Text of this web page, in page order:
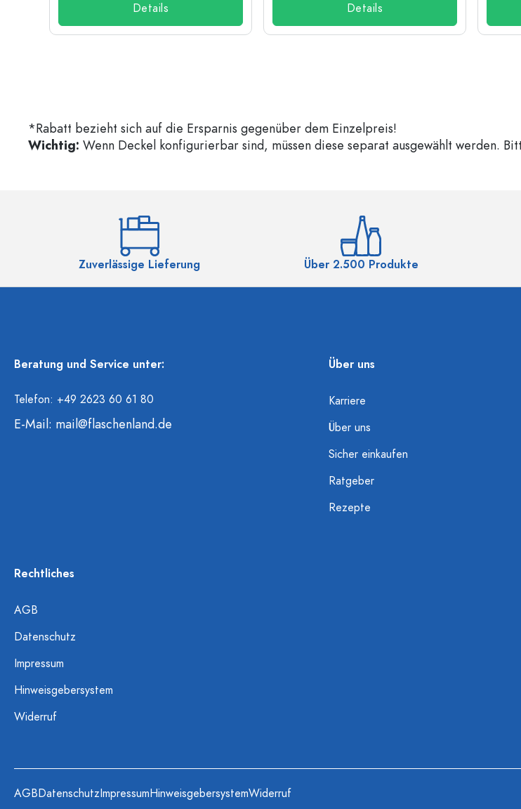
Details Details
*Rabatt bezieht sich auf die Ersparnis gegenüber dem Einzelpreis!
Wichtig: Wenn Deckel konfigurierbar sind, müssen diese separat ausgewählt werden.
Zuverlässige Lieferung Über 2.500 Produkte
Beratung und Service unter:
Telefon: +49 2623 60 61 80
E-Mail: mail@flaschenland.de
Über uns
Karriere
Über uns
Sicher einkaufen
Ratgeber
Rezepte
Rechtliches
AGB
Datenschutz
Impressum
Hinweisgebersystem
Widerruf
AGBDatenschutzImpressumHinweisgebersystemWiderruf